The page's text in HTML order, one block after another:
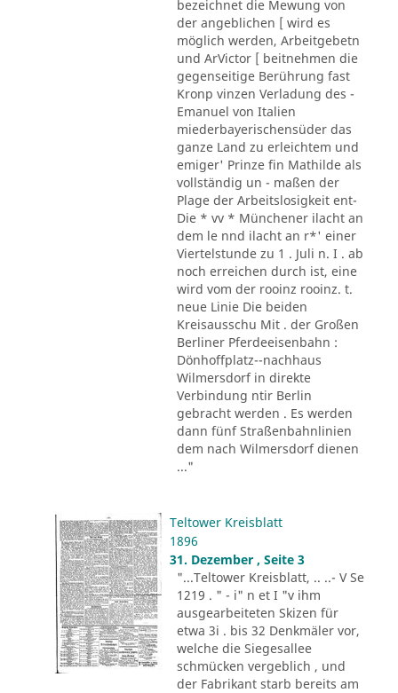
bezeichnet die Mewung von
der angeblichen [ wird es
möglich werden, Arbeitgebetn
und ArVictor [ beitnehmen die
gegenseitige Berührung fast
Kronp vinzen Verladung des -
Emanuel von Italien
miederbayerischensüder das
ganze Land zu erleichtem und
emiger' Prinze fin Mathilde als
vollständig un - maßen der
Plage der Arbeitslosigkeit ent-
Die * vv * Münchener ilacht an
dem le nnd ilacht an r*' einer
Viertelstunde zu 1 . Juli n. I . ab
noch erreichen durch ist, eine
wird vom der rooinz rooinz. t.
neue Linie Die beiden
Kreisausschu Mit . der Großen
Berliner Pferdeeisenbahn :
Dönhoffplatz--nachhaus
Wilmersdorf in direkte
Verbindung ntir Berlin
gebracht werden . Es werden
dann fünf Straßenbahnlinien
dem nach Wilmersdorf dienen
..."
Teltower Kreisblatt
1896
31. Dezember , Seite 3
"...Teltower Kreisblatt, .. ..- V Se
1219 . " - i" n et I "v ihm
ausgearbeiteten Skizen für
etwa 3i . bis 32 Denkmäler vor,
welche die Siegesallee
schmücken vergeblich , und
der Fabrikant starb bereits am